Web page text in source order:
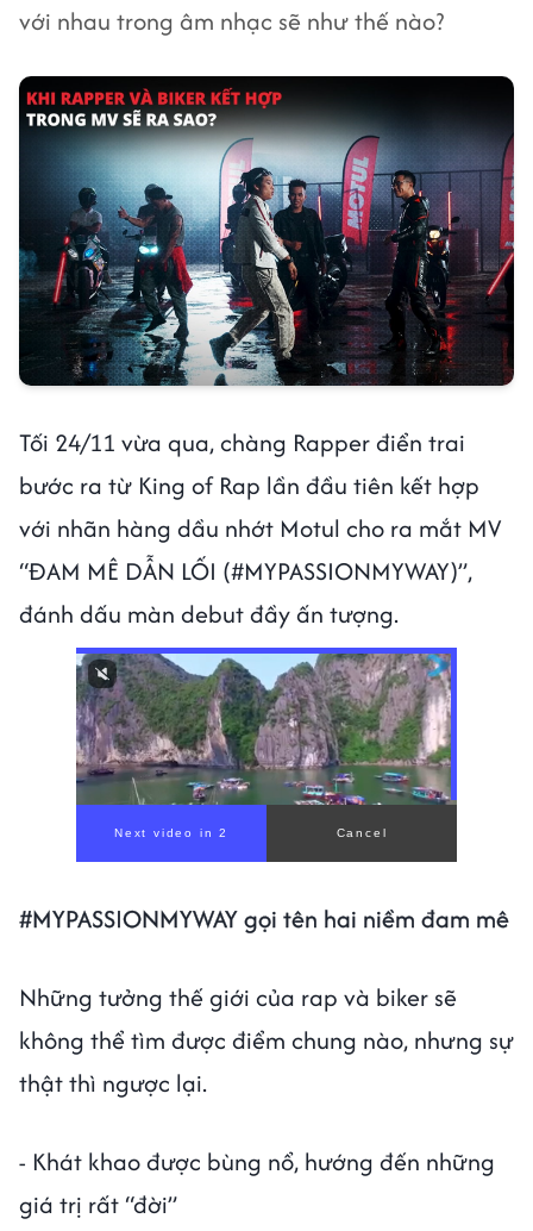
với nhau trong âm nhạc sẽ như thế nào?
Tối 24/11 vừa qua, chàng Rapper điển trai
bước ra từ King of Rap lần đầu tiên kết hợp
với nhãn hàng dầu nhớt Motul cho ra mắt MV
“ĐAM MÊ DẪN LỐI (#MYPASSIONMYWAY)”,
đánh dấu màn debut đầy ấn tượng.
#MYPASSIONMYWAY gọi tên hai niềm đam mê
Những tưởng thế giới của rap và biker sẽ
không thể tìm được điểm chung nào, nhưng sự
thật thì ngược lại.
- Khát khao được bùng nổ, hướng đến những
giá trị rất “đời”